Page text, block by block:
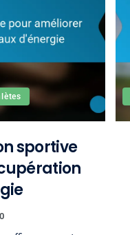
sportive
0